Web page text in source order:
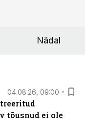
Nädal
04.08.26, 09:00
tõusnud ei ole